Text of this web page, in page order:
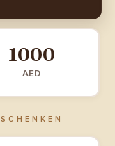
1000
AED